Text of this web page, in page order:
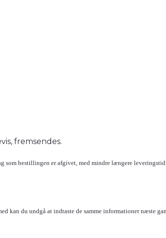
fremsendes.
som bestillingen er afgivet, med mindre længere
kan du undgå at indtaste de samme informationer næste